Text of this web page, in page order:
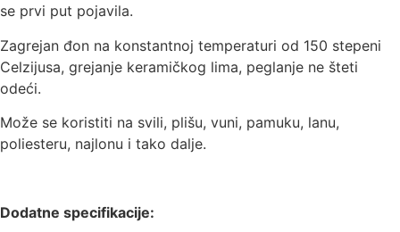
se prvi put pojavila.
Zagrejan đon na konstantnoj temperaturi od 150 stepeni
Celzijusa, grejanje keramičkog lima, peglanje ne šteti
odeći.
Može se koristiti na svili, plišu, vuni, pamuku, lanu,
poliesteru, najlonu i tako dalje.
Dodatne specifikacije: